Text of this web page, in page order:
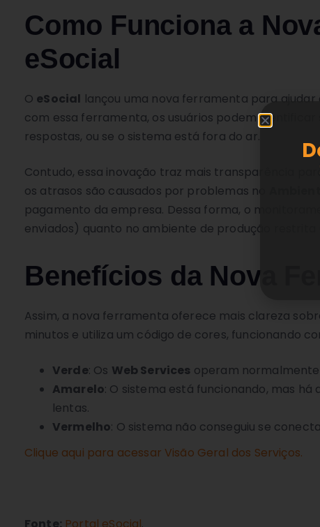
Como Funciona a
eSocial
O eSocial lançou uma nova ferramenta para
com essa ferramenta, os usuários podem
respostas, ou se o sistema está fora do ar.
Contudo, essa inovação traz mais transparência
os atrasos são causados por problemas no
pagamento da empresa. Dessa forma, o
enviados) quanto no ambiente de produção
Benefícios da Nova
Assim, a nova ferramenta oferece mais clareza
minutos e utiliza um código de cores, funcionando
Verde: Os Web Services operam
Amarelo: O sistema está funcionando, mas
lentas.
Vermelho: O sistema não conseguiu se
Clique aqui para acessar Visão Geral dos Serviços.
Fonte: Portal eSocial.